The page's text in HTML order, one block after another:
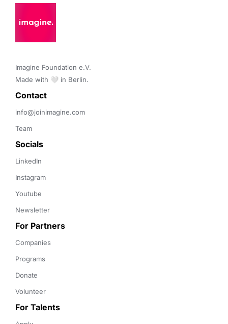
Imagine Foundation e.V.
Made with 🤍 in Berlin.
Contact
info@joinimagine.com
Team
Socials
LinkedIn
Instagram
Youtube
Newsletter
For Partners
Companies
Programs
Donate
Volunteer
For Talents